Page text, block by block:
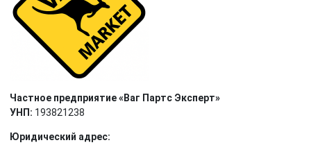
Частное предприятие «Ваг Партс Эксперт»
УНП: 193821238
Юридический адрес: